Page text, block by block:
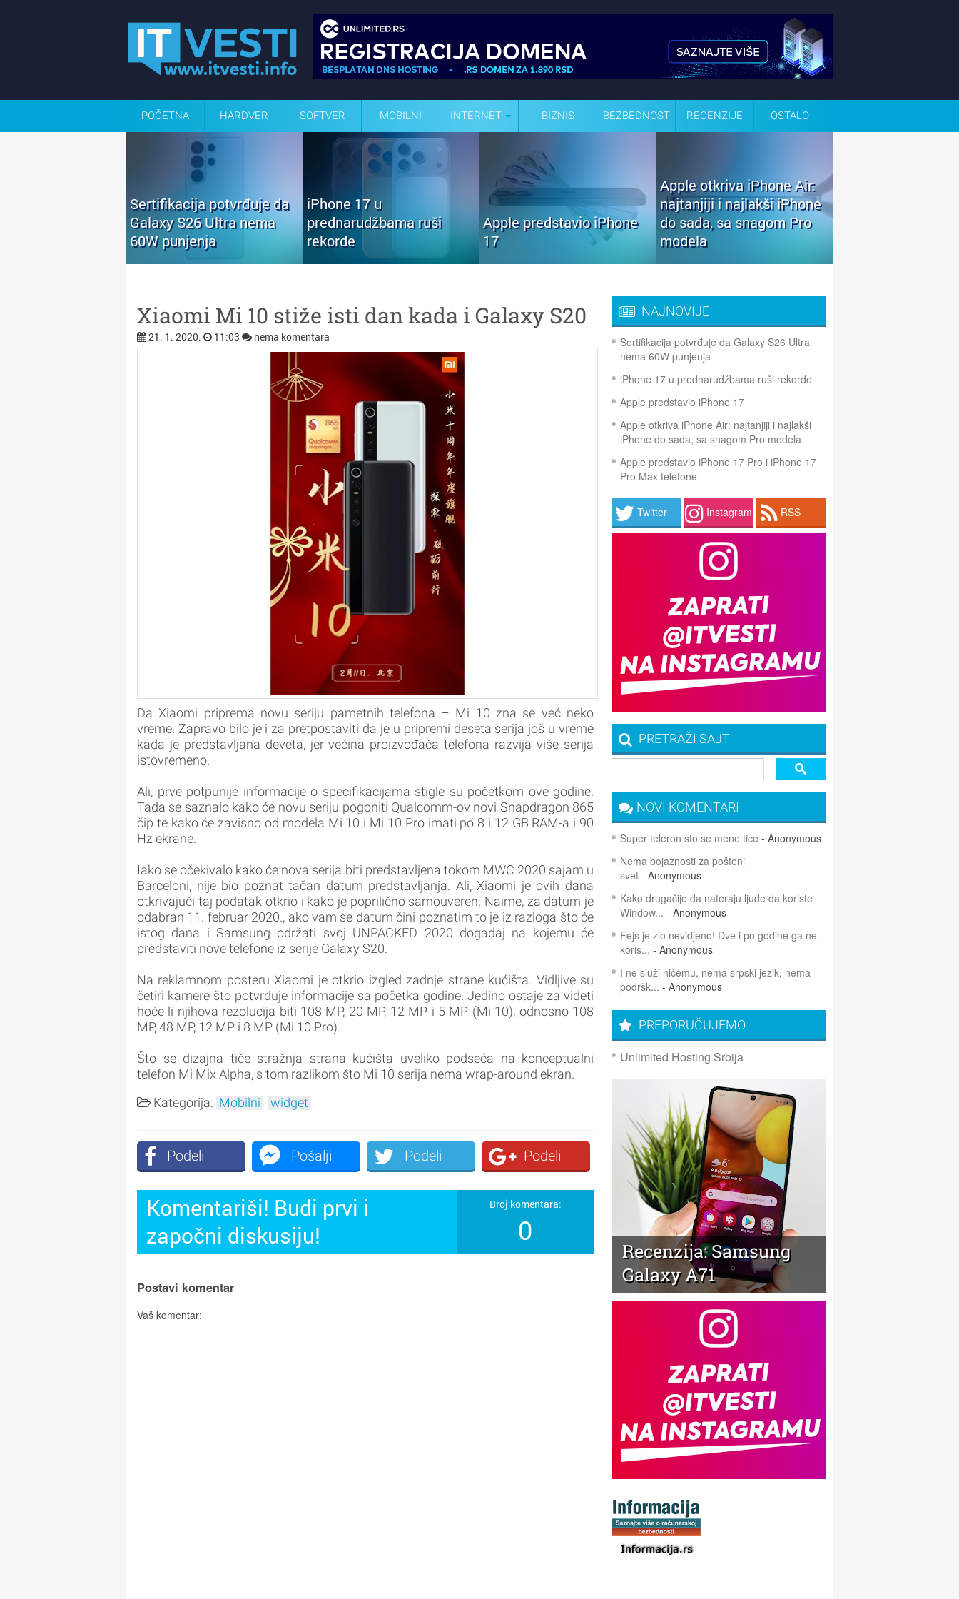
POČETNA HARDVER SOFTVER MOBILNI INTERNET BIZNIS BEZBEDNOST RECENZIJE OSTALO
Sertifikacija potvrđuje da
Galaxy S26 Ultra nema
60W punjenja
iPhone 17 u
prednarudžbama ruši
rekorde
Apple predstavio iPhone
17
Apple otkriva iPhone Air:
najtanjiji i najlakši iPhone
do sada, sa snagom Pro
modela
Xiaomi Mi 10 stiže isti dan kada i Galaxy S20
21. 1. 2020. 11:03 nema komentara
Da Xiaomi priprema novu seriju pametnih telefona – Mi 10 zna se već neko
vreme. Zapravo bilo je i za pretpostaviti da je u pripremi deseta serija još u vreme
kada je predstavljana deveta, jer većina proizvođača telefona razvija više serija
istovremeno.
Ali, prve potpunije informacije o specifikacijama stigle su početkom ove godine.
Tada se saznalo kako će novu seriju pogoniti Qualcomm-ov novi Snapdragon 865
čip te kako će zavisno od modela Mi 10 i Mi 10 Pro imati po 8 i 12 GB RAM-a i 90
Hz ekrane.
Iako se očekivalo kako će nova serija biti predstavljena tokom MWC 2020 sajam u
Barceloni, nije bio poznat tačan datum predstavljanja. Ali, Xiaomi je ovih dana
otkrivajući taj podatak otkrio i kako je poprilično samouveren. Naime, za datum je
odabran 11. februar 2020., ako vam se datum čini poznatim to je iz razloga što će
istog dana i Samsung održati svoj UNPACKED 2020 događaj na kojemu će
predstaviti nove telefone iz serije Galaxy S20.
Na reklamnom posteru Xiaomi je otkrio izgled zadnje strane kućišta. Vidljive su
četiri kamere što potvrđuje informacije sa početka godine. Jedino ostaje za videti
hoće li njihova rezolucija biti 108 MP, 20 MP, 12 MP i 5 MP (Mi 10), odnosno 108
MP, 48 MP, 12 MP i 8 MP (Mi 10 Pro).
Što se dizajna tiče stražnja strana kućišta uveliko podseća na konceptualni
telefon Mi Mix Alpha, s tom razlikom što Mi 10 serija nema wrap-around ekran.
Kategorija: Mobilni widget
Podeli Pošalji Podeli Podeli
Komentariši! Budi prvi i
započni diskusiju!
Broj komentara:
0
Postavi komentar
Vaš komentar:
NAJNOVIJE
Sertifikacija potvrđuje da Galaxy S26 Ultra
nema 60W punjenja
iPhone 17 u prednarudžbama ruši rekorde
Apple predstavio iPhone 17
Apple otkriva iPhone Air: najtanjiji i najlakši
iPhone do sada, sa snagom Pro modela
Apple predstavio iPhone 17 Pro i iPhone 17
Pro Max telefone
Twitter Instagram RSS
PRETRAŽI SAJT
NOVI KOMENTARI
Super teleron sto se mene tice - Anonymous
Nema bojaznosti za pošteni
svet - Anonymous
Kako drugačije da nateraju ljude da koriste
Window... - Anonymous
Fejs je zlo nevidjeno! Dve i po godine ga ne
koris... - Anonymous
I ne služi ničemu, nema srpski jezik, nema
podršk... - Anonymous
PREPORUČUJEMO
Unlimited Hosting Srbija
Recenzija: Samsung
Galaxy A71